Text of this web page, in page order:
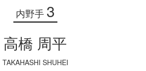
内野手 3
高橋 周平
TAKAHASHI SHUHEI